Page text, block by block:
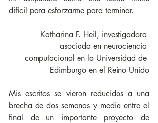
difícil para esforzarme para terminar.
Katharina F. Heil, investigadora
asociada en neurociencia
computacional en la Universidad de
Edimburgo en el Reino Unido
Mis escritos se vieron reducidos a una
brecha de dos semanas y media entre el
final de un importante proyecto de